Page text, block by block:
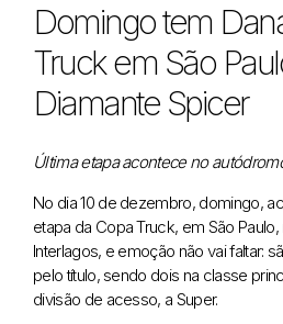
Domingo tem
Truck em São
Diamante Spicer
Última etapa acontece no
No dia 10 de dezembro, domingo,
etapa da Copa Truck, em São
Interlagos, e emoção não vai faltar:
pelo título, sendo dois na classe
divisão de acesso, a Super.